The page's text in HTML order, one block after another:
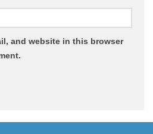
and website in this browser